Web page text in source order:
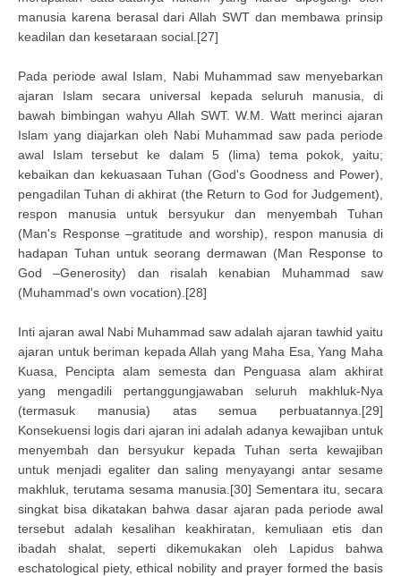
manusia karena berasal dari Allah SWT dan membawa prinsip
keadilan dan kesetaraan social.[27]
Pada periode awal Islam, Nabi Muhammad saw menyebarkan
ajaran Islam secara universal kepada seluruh manusia, di
bawah bimbingan wahyu Allah SWT. W.M. Watt merinci ajaran
Islam yang diajarkan oleh Nabi Muhammad saw pada periode
awal Islam tersebut ke dalam 5 (lima) tema pokok, yaitu;
kebaikan dan kekuasaan Tuhan (God's Goodness and Power),
pengadilan Tuhan di akhirat (the Return to God for Judgement),
respon manusia untuk bersyukur dan menyembah Tuhan
(Man's Response –gratitude and worship), respon manusia di
hadapan Tuhan untuk seorang dermawan (Man Response to
God –Generosity) dan risalah kenabian Muhammad saw
(Muhammad's own vocation).[28]
Inti ajaran awal Nabi Muhammad saw adalah ajaran tawhid yaitu
ajaran untuk beriman kepada Allah yang Maha Esa, Yang Maha
Kuasa, Pencipta alam semesta dan Penguasa alam akhirat
yang mengadili pertanggungjawaban seluruh makhluk-Nya
(termasuk manusia) atas semua perbuatannya.[29]
Konsekuensi logis dari ajaran ini adalah adanya kewajiban untuk
menyembah dan bersyukur kepada Tuhan serta kewajiban
untuk menjadi egaliter dan saling menyayangi antar sesame
makhluk, terutama sesama manusia.[30] Sementara itu, secara
singkat bisa dikatakan bahwa dasar ajaran pada periode awal
tersebut adalah kesalihan keakhiratan, kemuliaan etis dan
ibadah shalat, seperti dikemukakan oleh Lapidus bahwa
eschatological piety, ethical nobility and prayer formed the basis